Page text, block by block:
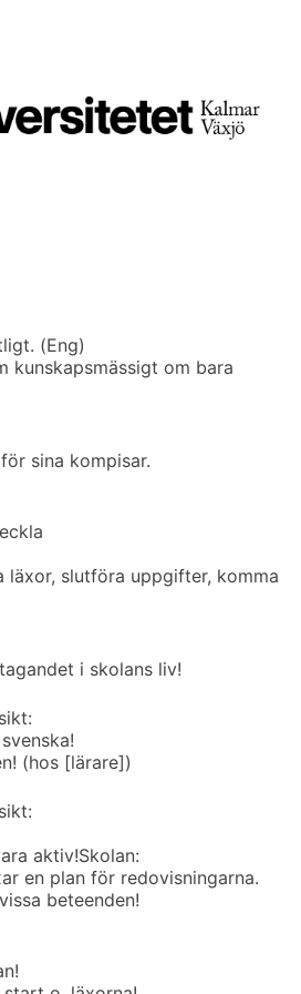
(Eng)
kunskapsmässigt om bara
sina kompisar.
läxor, slutföra uppgifter, komma
i skolans liv!
(hos [lärare])
aktiv!Skolan:
en plan för redovisningarna.
beteenden!